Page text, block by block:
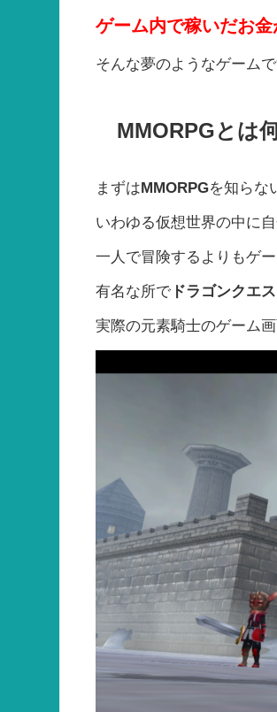
ゲーム内で稼いだお
そんな夢のようなゲームで
MMORPGとは
まずはMMORPGを知らな
いわゆる仮想世界の中に
一人で冒険するよりもゲ
有名な所で ドラゴンクエ
実際の元素騎士のゲーム画